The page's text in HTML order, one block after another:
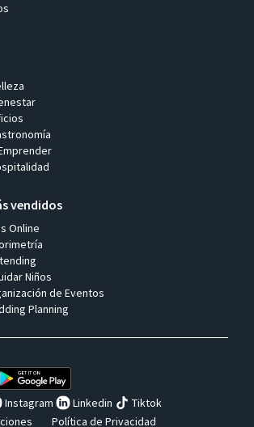
vendidos
Online
Niños
de Eventos
Planning
Instagram Linkedin
Tiktok
Política de Privacidad